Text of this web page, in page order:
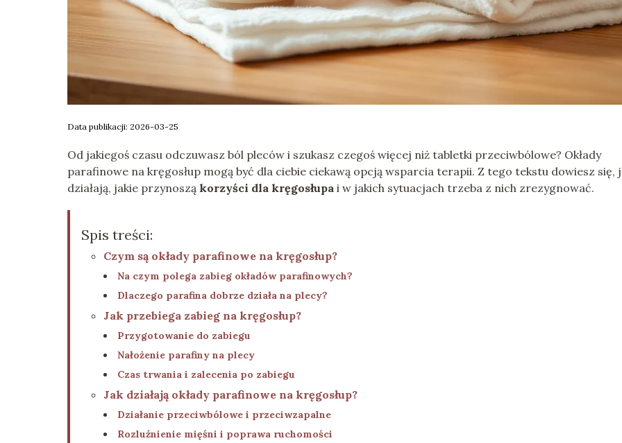
Data publikacji: 2026-03-25
Od jakiegoś czasu odczuwasz ból pleców i szukasz czegoś więcej niż tabletki przeciwbólowe? Okłady
parafinowe na kręgosłup mogą być dla ciebie ciekawą opcją wsparcia terapii. Z tego tekstu dowiesz się,
działają, jakie przynoszą korzyści dla kręgosłupa i w jakich sytuacjach trzeba z nich zrezygnować.
Spis treści:
Czym są okłady parafinowe na kręgosłup?
Na czym polega zabieg okładów parafinowych?
Dlaczego parafina dobrze działa na plecy?
Jak przebiega zabieg na kręgosłup?
Przygotowanie do zabiegu
Nałożenie parafiny na plecy
Czas trwania i zalecenia po zabiegu
Jak działają okłady parafinowe na kręgosłup?
Działanie przeciwbólowe i przeciwzapalne
Rozluźnienie mięśni i poprawa ruchomości